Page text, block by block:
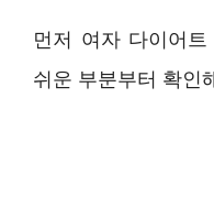
먼저 여자 다이어
쉬운 부분부터 확인